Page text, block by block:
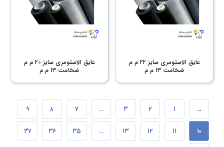
عایق الاستومری سایز ۲۲ م م
ضخامت ۱۳ م م
عایق الاستومری سایز ۲۰ م م
ضخامت ۱۳ م م
→ ۱ ۲ ۳ … ۷ ۸ ۹
۱۰ ۱۱ ۱۲ ۱۳ … ۳۵ ۳۶ ۳۷